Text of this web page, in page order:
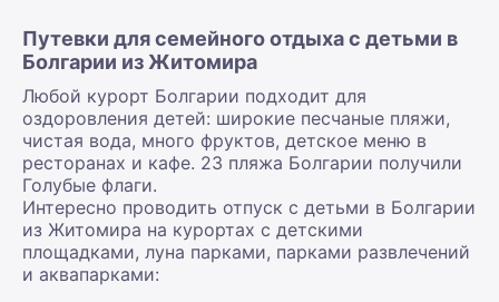
Путевки для семейного отдыха с детьми в
Болгарии из Житомира
Любой курорт Болгарии подходит для
оздоровления детей: широкие песчаные пляжи,
чистая вода, много фруктов, детское меню в
ресторанах и кафе. 23 пляжа Болгарии получили
Голубые флаги.
Интересно проводить отпуск с детьми в Болгарии
из Житомира на курортах с детскими
площадками, луна парками, парками развлечений
и аквапарками: